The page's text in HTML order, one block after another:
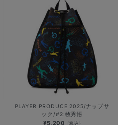
PLAYER PRODUCE 2025/ナップサ
ック/#2:牧秀悟
¥5,200 (税込)